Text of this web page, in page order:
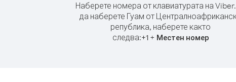
Наберете номера от клавиатурата на Viber.
да наберете Гуам от
република, наберете както
следва:+1+ Местен номер